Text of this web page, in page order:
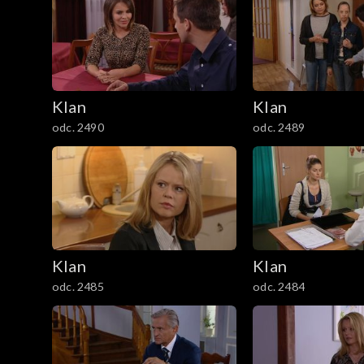
3801–3900
3701–3800
3601–3700
3501–3600
3401–3500
3301–3400
3201–3300
Klan
odc. 2490
Klan
odc. 2489
Klan
odc. 2485
Klan
odc. 2484